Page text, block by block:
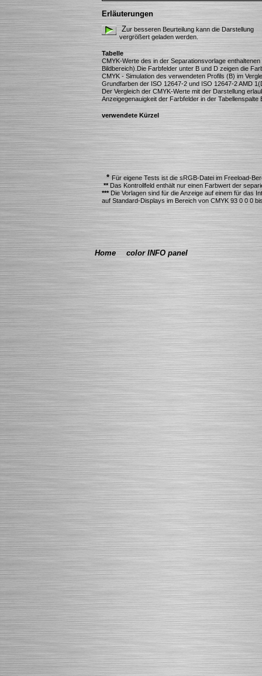
Erläuterungen
Zur besseren Beurteilung kann die Darstellung
vergrößert geladen werden.
Tabelle
CMYK-Werte des in der Separationsvorlage
Bildbereich).Die Farbfelder unter B und D zeigen die
CMYK - Simulation des verwendeten Profils (B) im
Grundfarben der ISO 12647-2 und ISO 12647-2 AMD
Der Vergleich der CMYK-Werte mit der Darstellung
Anzeigegenauigkeit der Farbfelder in der Tabellenspalte
verwendete Kürzel
* Für eigene Tests ist die sRGB-Datei im Freeload-
**Das Kontrollfeld enthält nur einen Farbwert der
***Die Vorlagen sind für die Anzeige auf einem für das
auf Standard-Displays im Bereich von CMYK 93 0 0 0
Home color INFO panel